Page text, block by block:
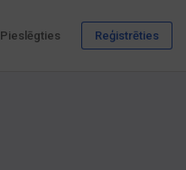
Pieslēgties Reģistrēties